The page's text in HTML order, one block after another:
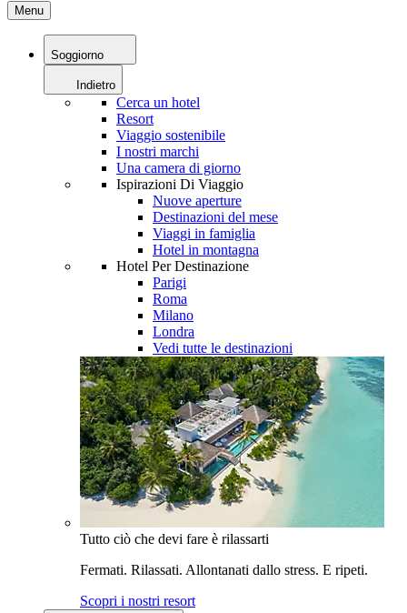
Menu
Soggiorno
Indietro
Cerca un hotel
Resort
Viaggio sostenibile
I nostri marchi
Una camera di giorno
Ispirazioni Di Viaggio
Nuove aperture
Destinazioni del mese
Viaggi in famiglia
Hotel in montagna
Hotel Per Destinazione
Parigi
Roma
Milano
Londra
Vedi tutte le destinazioni
Tutto ciò che devi fare è rilassarti
Fermati. Rilassati. Allontanati dallo stress. E ripeti.
Scopri i nostri resort